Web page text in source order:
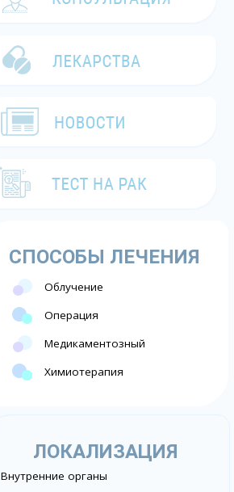
СПОСОБЫ ЛЕЧЕНИЯ
Облучение
Операция
Медикаментозный
Химиотерапия
ЛОКАЛИЗАЦИЯ
Внутренние органы